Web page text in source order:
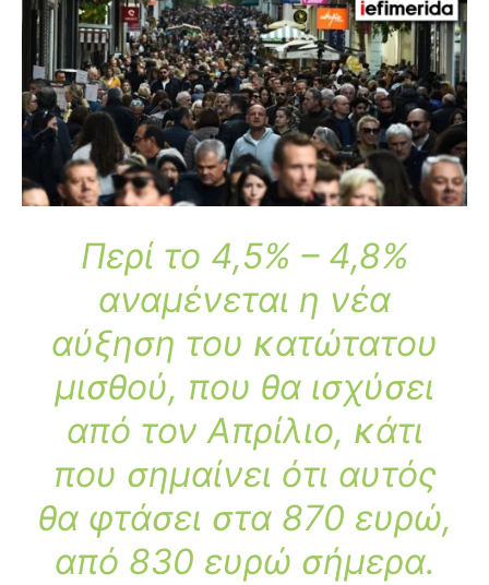
Περί το 4,5% – 4,8%
αναμένεται η νέα
αύξηση του κατώτατου
μισθού, που θα ισχύσει
από τον Απρίλιο, κάτι
που σημαίνει ότι αυτός
θα φτάσει στα 870 ευρώ,
από 830 ευρώ σήμερα.